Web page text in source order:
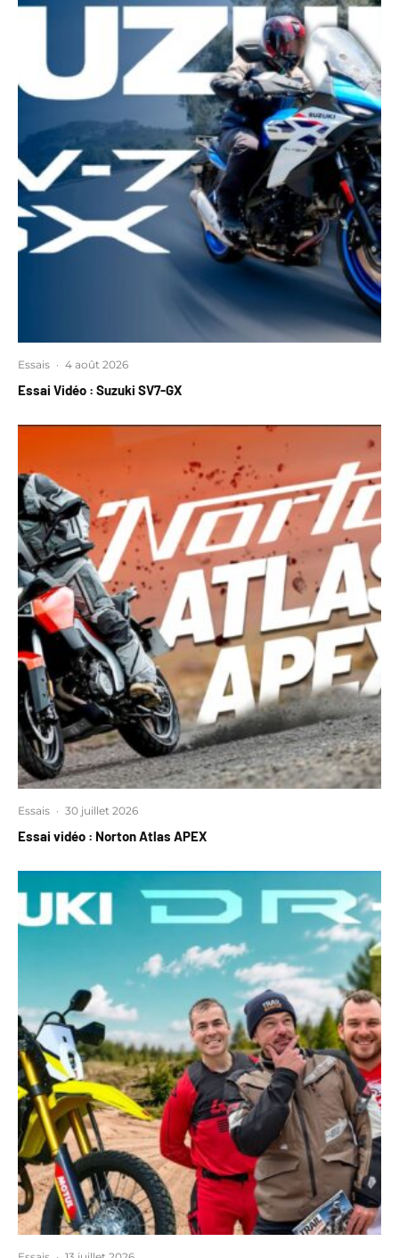
Essais · 4 août 2026
Essai Vidéo : Suzuki SV7-GX
Essais · 30 juillet 2026
Essai vidéo : Norton Atlas APEX